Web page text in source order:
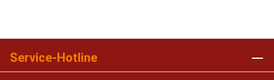
Service-Hotline